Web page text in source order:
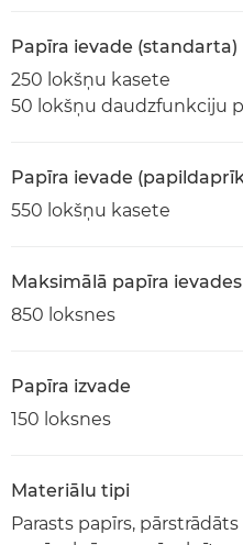
Papīra ievade (standarta)
250 lokšņu kasete
50 lokšņu daudzfunkciju
Papīra ievade
550 lokšņu kasete
Maksimālā papīra
850 loksnes
Papīra izvade
150 loksnes
Materiālu tipi
Parasts papīrs,